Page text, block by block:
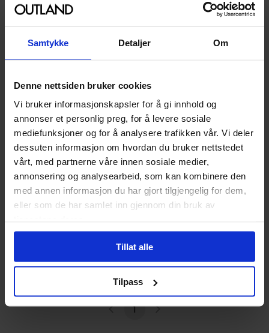
Samtykke Detaljer Om
Denne nettsiden bruker cookies
Vi bruker informasjonskapsler for å gi innhold og
annonser et personlig preg, for å levere sosiale
mediefunksjoner og for å analysere trafikken vår. Vi deler
dessuten informasjon om hvordan du bruker nettstedet
vårt, med partnerne våre innen sosiale medier,
annonsering og analysearbeid, som kan kombinere den
med annen informasjon du har gjort tilgjengelig for dem,
eller som de har samlet inn gjennom din bruk av
Tillat alle
Tilpass
Vallejo: White Primer 60 ml
Maling
Vallejo: Metallic Black 60
Maling
Vallejo: Orange Fluo 60 ml
Vallejo
Vallejo Premium Airbrush Color
11900
29,75 Medlem
Ikke på nettlager
1